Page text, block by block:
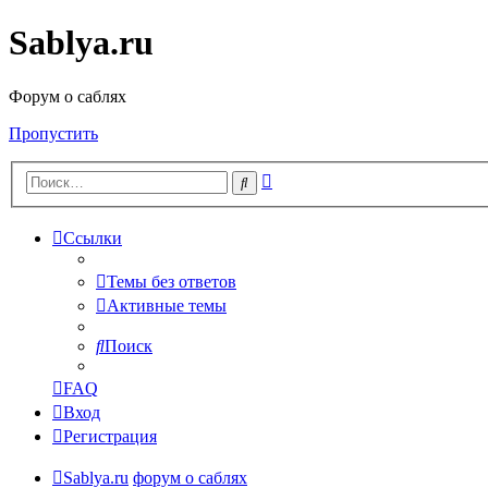
Sablya.ru
Форум о саблях
Пропустить
Поиск
Ссылки
Темы без ответов
Активные темы
Поиск
FAQ
Вход
Регистрация
Sablya.ru форум о саблях